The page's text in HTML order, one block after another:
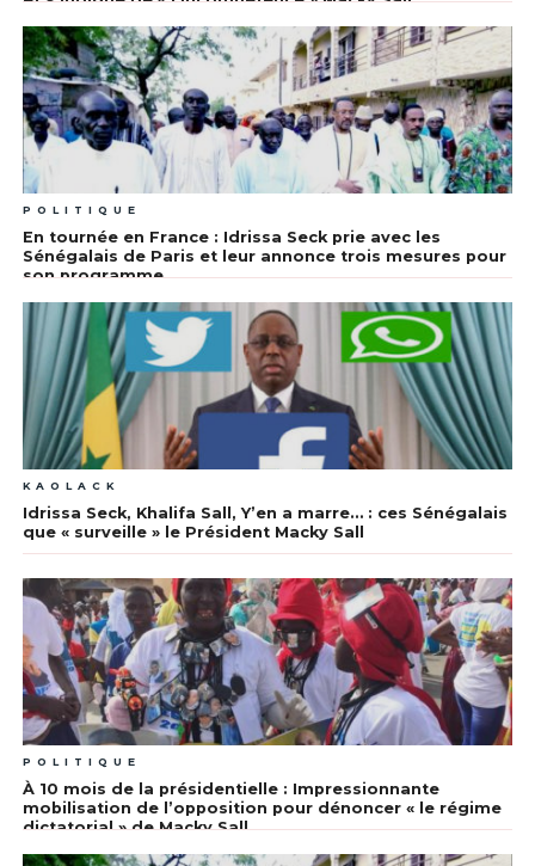
POLITIQUE
En tournée en France : Idrissa Seck prie avec les
Sénégalais de Paris et leur annonce trois mesures pour
son programme
KAOLACK
Idrissa Seck, Khalifa Sall, Y’en a marre… : ces Sénégalais
que « surveille » le Président Macky Sall
POLITIQUE
À 10 mois de la présidentielle : Impressionnante
mobilisation de l’opposition pour dénoncer « le régime
dictatorial » de Macky Sall